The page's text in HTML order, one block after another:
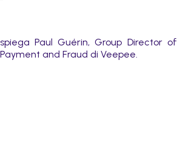
spiega Paul Guérin, Group Director of
Payment and Fraud di Veepee.